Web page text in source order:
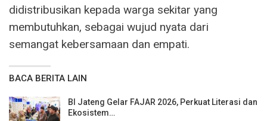
didistribusikan kepada warga sekitar yang
membutuhkan, sebagai wujud nyata dari
semangat kebersamaan dan empati.
BACA BERITA LAIN
BI Jateng Gelar FAJAR 2026, Perkuat Literasi dan
Ekosistem…